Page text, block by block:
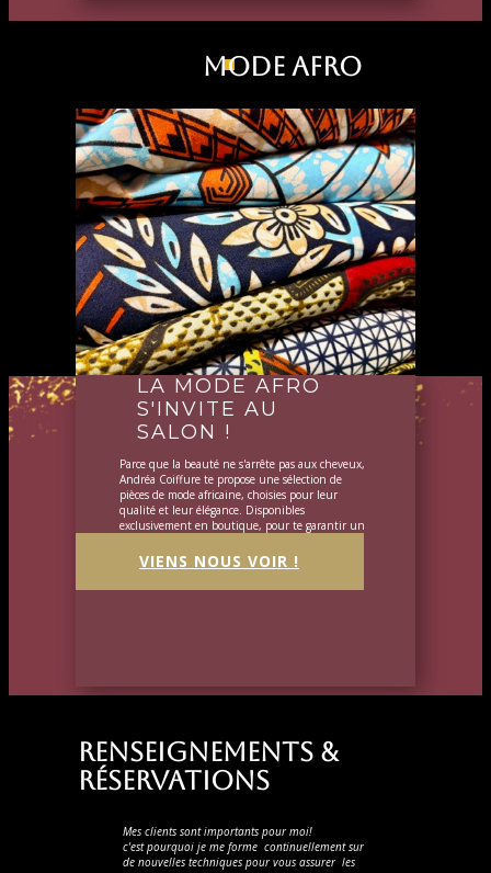
Mode afro
LA MODE AFRO
S'INVITE AU
SALON !
Parce que la beauté ne s'arrête pas aux cheveux,
Andréa Coiffure te propose une sélection de
pièces de mode africaine, choisies pour leur
qualité et leur élégance. Disponibles
exclusivement en boutique, pour te garantir un
VIENS NOUS VOIR !
RENSEIGNEMENTS &
RéservationS
Mes clients sont importants pour moi!
c'est pourquoi je me forme continuellement sur
de nouvelles techniques pour vous assurer les